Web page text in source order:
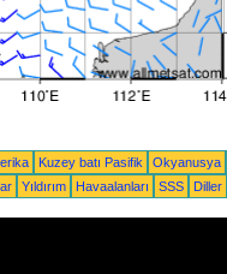
Kuzey batı Pasifik Okyanusya
Yıldırım Havaalanları SSS Diller